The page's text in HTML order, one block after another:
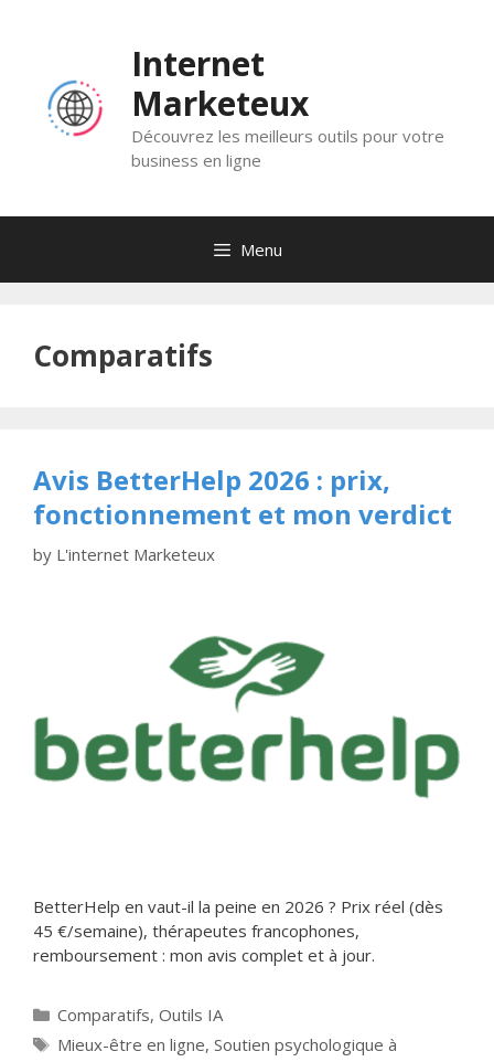
Internet
Marketeux
Découvrez les meilleurs outils pour votre
business en ligne
Menu
Comparatifs
Avis BetterHelp 2026 : prix,
fonctionnement et mon verdict
by L'internet Marketeux
BetterHelp en vaut-il la peine en 2026 ? Prix réel (dès
45 €/semaine), thérapeutes francophones,
remboursement : mon avis complet et à jour.
Categories
Comparatifs, Outils IA
Tags
Mieux-être en ligne, Soutien psychologique à